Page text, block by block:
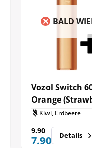
BALD
Vozol Switch
Orange
Kiwi, Erdbeere
7.90
9.90 Details